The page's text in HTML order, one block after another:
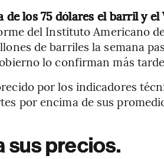
los 75 dólares el barril y
del Instituto Americano
de barriles la semana
lo confirman más
por los indicadores
por encima de sus
sus precios.